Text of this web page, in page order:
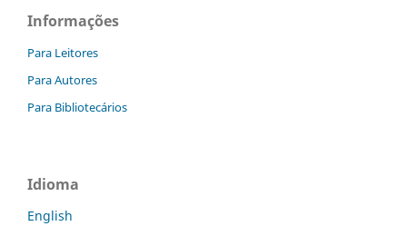
Informações
Para Leitores
Para Autores
Para Bibliotecários
Idioma
English